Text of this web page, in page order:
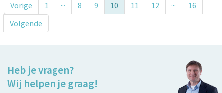
Vorige 1 ··· 8 9 10 11 12 ···
16
Volgende
Heb je vragen?
Wij helpen je graag!